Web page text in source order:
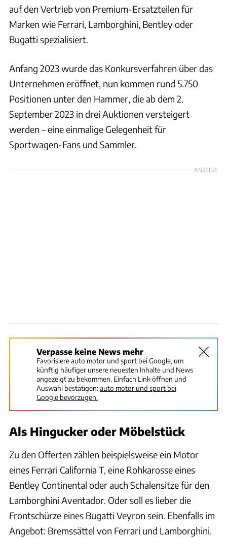
auf den Vertrieb von Premium-Ersatzteilen für
Marken wie Ferrari, Lamborghini, Bentley oder
Bugatti spezialisiert.
Anfang 2023 wurde das Konkursverfahren über das
Unternehmen eröffnet, nun kommen rund 5.750
Positionen unter den Hammer, die ab dem 2.
September 2023 in drei Auktionen versteigert
werden – eine einmalige Gelegenheit für
Sportwagen-Fans und Sammler.
ANZEIGE
Verpasse keine News mehr
Favorisiere auto motor und sport bei Google, um
künftig häufiger unsere neuesten Inhalte und News
angezeigt zu bekommen. Einfach Link öffnen und
Auswahl bestätigen:auto motor und sport bei
Google bevorzugen.
Als Hingucker oder Möbelstück
Zu den Offerten zählen beispielsweise ein Motor
eines Ferrari California T, eine Rohkarosse eines
Bentley Continental oder auch Schalensitze für den
Lamborghini Aventador. Oder soll es lieber die
Frontschürze eines Bugatti Veyron sein. Ebenfalls im
Angebot: Bremssättel von Ferrari und Lamborghini.